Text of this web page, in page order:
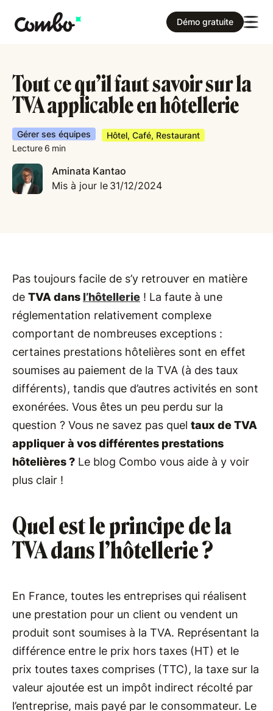
Démo gratuite
Tout ce qu’il faut savoir sur la
TVA applicable en hôtellerie
Gérer ses équipes
Hôtel, Café, Restaurant
Lecture 6 min
Aminata Kantao
Mis à jour le 31/12/2024
Pas toujours facile de s’y retrouver en matière
de TVA dans l’hôtellerie ! La faute à une
réglementation relativement complexe
comportant de nombreuses exceptions :
certaines prestations hôtelières sont en effet
soumises au paiement de la TVA (à des taux
différents), tandis que d’autres activités en sont
exonérées. Vous êtes un peu perdu sur la
question ? Vous ne savez pas quel taux de TVA
appliquer à vos différentes prestations
hôtelières ? Le blog Combo vous aide à y voir
plus clair !
Quel est le principe de la
TVA dans l’hôtellerie ?
En France, toutes les entreprises qui réalisent
une prestation pour un client ou vendent un
produit sont soumises à la TVA. Représentant la
différence entre le prix hors taxes (HT) et le
prix toutes taxes comprises (TTC), la taxe sur la
valeur ajoutée est un impôt indirect récolté par
l’entreprise, mais payé par le consommateur. Le